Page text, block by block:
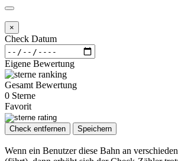
×
Check Datum
Eigene Bewertung
Gesamt Bewertung
0 Sterne
Favorit
Check entfernen Speichern
Wenn ein Benutzer diese Bahn an